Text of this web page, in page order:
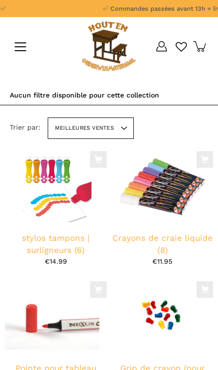
Aller
au
✅ Commandes passées avant 13h =
Aucun filtre disponible pour cette collection
Trier par: MEILLEURES VENTES
stylos tampons |
surligneurs (6)
€14.99
Crayons de craie liquide
(8)
€11.95